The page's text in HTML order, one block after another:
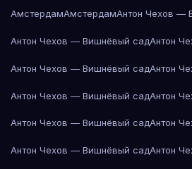
АмстердамАмстердамАнтон Чехов —
Антон Чехов — Вишнёвый садАнтон
Антон Чехов — Вишнёвый садАнтон
Антон Чехов — Вишнёвый садАнтон
Антон Чехов — Вишнёвый садАнтон
Антон Чехов — Вишнёвый садАнтон